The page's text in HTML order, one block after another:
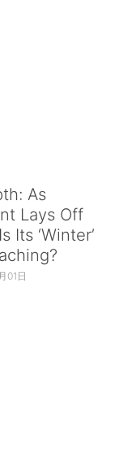
As
Lays Off
Its ‘Winter’
01日